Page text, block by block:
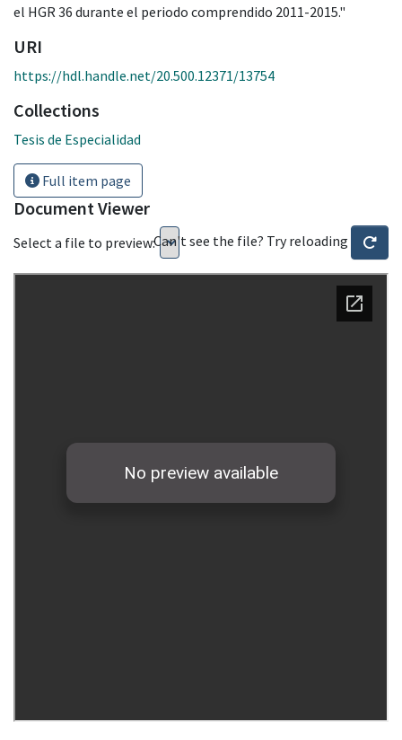
el HGR 36 durante el periodo comprendido 2011-2015."
URI
https://hdl.handle.net/20.500.12371/13754
Collections
Tesis de Especialidad
Full item page
Document Viewer
Select a file to preview:Can't see the file? Try reloading